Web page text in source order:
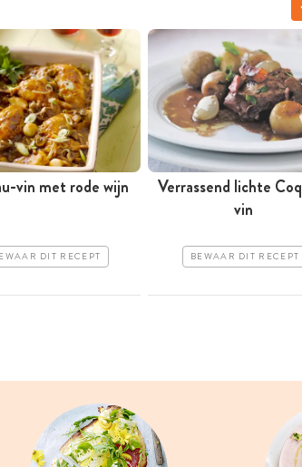
vin met rode wijn
DIT RECEPT
Verrassend lichte
vin
BEWAAR DIT RECEPT